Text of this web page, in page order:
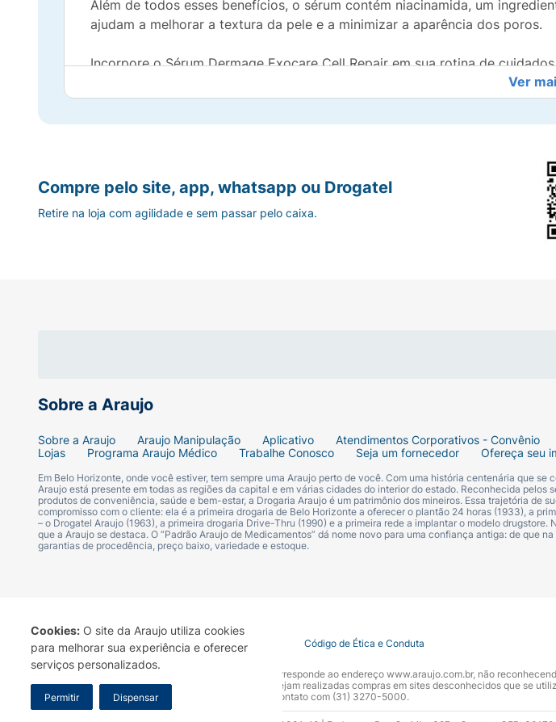
Cookies: O site da Araujo utiliza cookies
para melhorar sua experiência e oferecer
serviços personalizados.
Permitir Dispensar
Além de todos esses benefícios, o sérum contém niacinamida, um
ajudam a melhorar a textura da pele e a minimizar a aparência dos poros.
Incorpore o Sérum Dermage Exocare Cell Repair em sua rotina de
resultados visíveis, mas também uma sensação de frescor e conforto.
Princípio Ativo:
COMPLEXO DNA REPAIR + PHYTO-EXOSSOMA + ATIVO HIALURONICO +
Indicação: Todos os tipos de pele.
Aplicar sobre a pele limpa e seca, duas vezes ao dia.
Ver
Sobre a Araujo
Sobre a Araujo Araujo Manipulação Aplicativo Atendimentos Corporativos - Convênio
Lojas
Programa Araujo Médico Trabalhe Conosco Seja um fornecedor Ofereça seu
Em Belo Horizonte, onde você estiver, tem sempre uma Araujo perto de você. Com uma história centenária que se
Araujo está presente em todas as regiões da capital e em várias cidades do interior do estado. Reconhecida pelos
produtos de conveniência, saúde e bem-estar, a Drogaria Araujo é um patrimônio dos mineiros. Essa trajetória de
compromisso com o cliente: ela é a primeira drogaria de Belo Horizonte a oferecer o plantão 24 horas (1933), a
– o Drogatel Araujo (1963), a primeira drogaria Drive-Thru (1990) e a primeira rede a implantar o modelo drugstore.
que a Araujo se destaca. O “Padrão Araujo de Medicamentos” dá nome novo para uma confiança antiga: de que
garantias de procedência, preço baixo, variedade e estoque.
Compre pelo site, app, whatsapp ou Drogatel
Retire na loja com agilidade e sem passar pelo caixa.
Termo de Uso Portal da Privacidade Covid-19 Código de Ética e Conduta
A Drogaria Araujo S/A informa que o seu site oficial corresponde ao endereço www.araujo.com.br, não
marca. Para sua segurança recomendamos que não sejam realizadas compras em sites desconhecidos que se
Araujo S.A. Em caso de dúvidas, gentileza entrar em contato com (31) 3270-5000.